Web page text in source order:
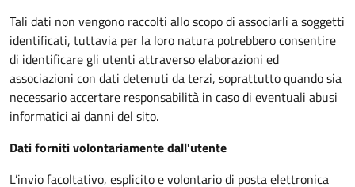
Tali dati non vengono raccolti allo scopo di associarli a soggetti
identificati, tuttavia per la loro natura potrebbero consentire
di identificare gli utenti attraverso elaborazioni ed
associazioni con dati detenuti da terzi, soprattutto quando sia
necessario accertare responsabilità in caso di eventuali abusi
informatici ai danni del sito.
Dati forniti volontariamente dall'utente
L’invio facoltativo, esplicito e volontario di posta elettronica